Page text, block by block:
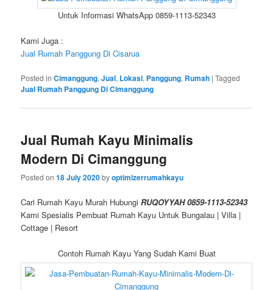
Untuk Informasi WhatsApp 0859-1113-52343
Kami Juga :
Jual Rumah Panggung Di Cisarua
Posted in Cimanggung,Jual, Lokasi, Panggung, Rumah |Tagged
Jual Rumah Panggung Di Cimanggung
Jual Rumah Kayu Minimalis
Modern Di Cimanggung
Posted on18 July 2020byoptimizerrumahkayu
Cari Rumah Kayu Murah HubungiRUQOYYAH 0859-1113-52343
Kami Spesialis Pembuat Rumah Kayu Untuk Bungalau | Villa |
Cottage | Resort
Contoh Rumah Kayu Yang Sudah Kami Buat